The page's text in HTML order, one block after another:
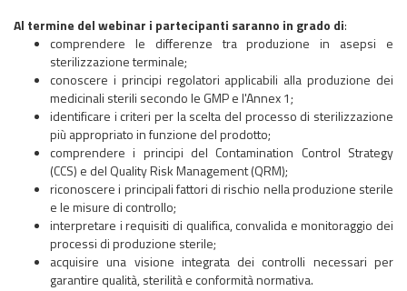
Al termine del webinar i partecipanti saranno in grado di:
comprendere le differenze tra produzione in asepsi e
sterilizzazione terminale;
conoscere i principi regolatori applicabili alla produzione dei
medicinali sterili secondo le GMP e l'Annex 1;
identificare i criteri per la scelta del processo di sterilizzazione
più appropriato in funzione del prodotto;
comprendere i principi del Contamination Control Strategy
(CCS) e del Quality Risk Management (QRM);
riconoscere i principali fattori di rischio nella produzione sterile
e le misure di controllo;
interpretare i requisiti di qualifica, convalida e monitoraggio dei
processi di produzione sterile;
acquisire una visione integrata dei controlli necessari per
garantire qualità, sterilità e conformità normativa.